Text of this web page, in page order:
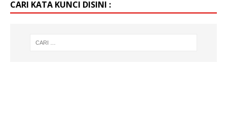
CARI KATA KUNCI DISINI :